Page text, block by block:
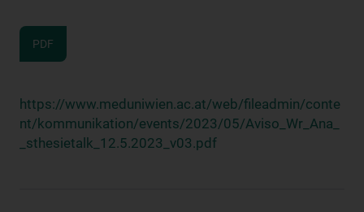
PDF
https://www.meduniwien.ac.at/web/fileadmin/conte
nt/kommunikation/events/2023/05/Aviso_Wr_Ana_
_sthesietalk_12.5.2023_v03.pdf